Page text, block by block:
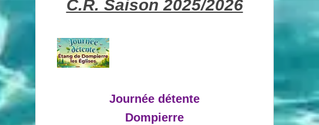
C.R. Saison 2025/2026
Journée détente
Dompierre